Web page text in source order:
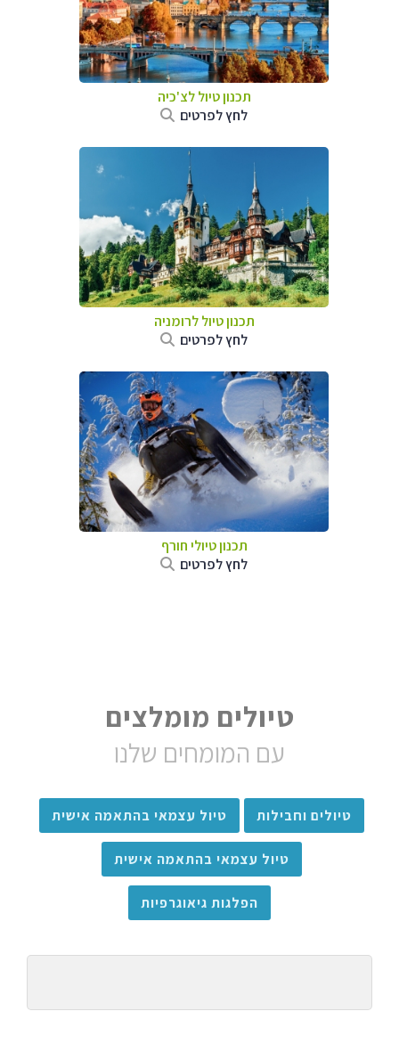
תכנון טיול לצ'כיה
לחץ לפרטים
תכנון טיול לרומניה
לחץ לפרטים
תכנון טיולי חורף
לחץ לפרטים
טיולים מומלצים
עם המומחים שלנו
טיולים וחבילות טיול עצמאי בהתאמה אישית
טיול עצמאי בהתאמה אישית
הפלגות גיאוגרפיות